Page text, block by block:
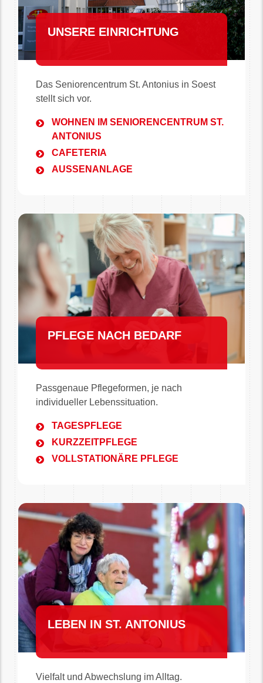
UNSERE EINRICHTUNG
Das Seniorencentrum St. Antonius in Soest
stellt sich vor.
WOHNEN IM SENIORENCENTRUM ST.
ANTONIUS
CAFETERIA
AUSSENANLAGE
PFLEGE NACH BEDARF
Passgenaue Pflegeformen, je nach
individueller Lebenssituation.
TAGESPFLEGE
KURZZEITPFLEGE
VOLLSTATIONÄRE PFLEGE
LEBEN IN ST. ANTONIUS
Vielfalt und Abwechslung im Alltag.